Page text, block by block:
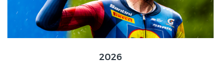
2026